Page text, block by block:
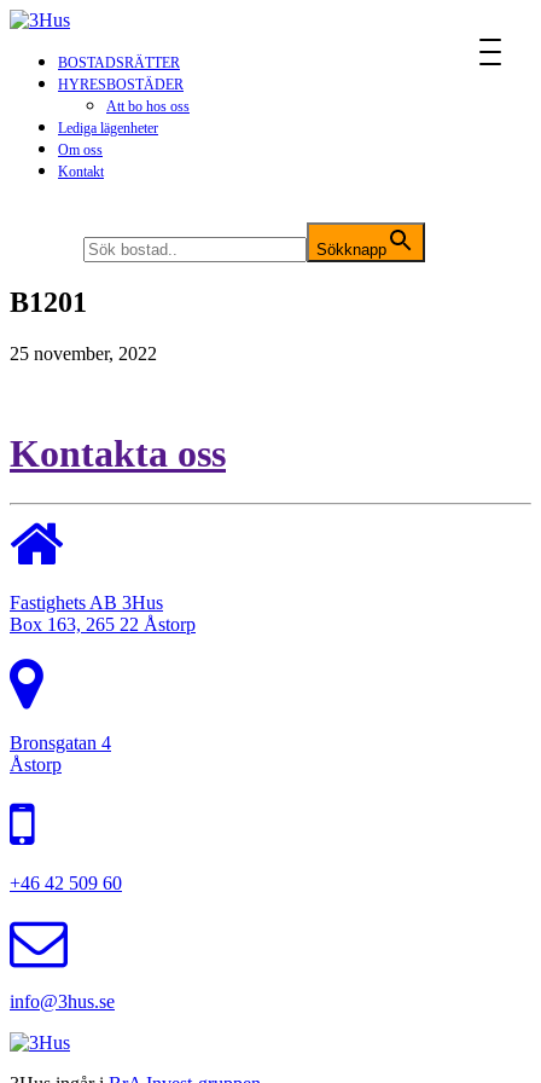
BOSTADSRÄTTER
HYRESBOSTÄDER
Att bo hos oss
Lediga lägenheter
Om oss
Kontakt
Sökknapp
B1201
25 november, 2022
Kontakta oss
Fastighets AB 3Hus
Box 163, 265 22 Åstorp
Bronsgatan 4
Åstorp
+46 42 509 60
info@3hus.se